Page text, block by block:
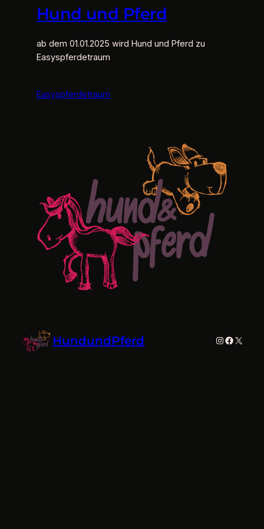
Hund und Pferd
ab dem 01.01.2025 wird Hund und Pferd zu
Easyspferdetraum
Easyspferdetraum
HundundPferd Instagram
X